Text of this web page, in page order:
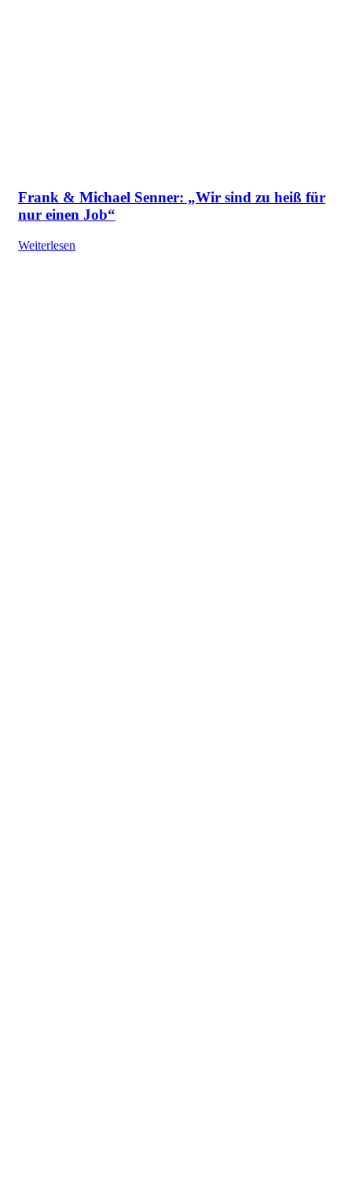
Frank & Michael Senner: „Wir sind zu heiß für
nur einen Job“
Weiterlesen